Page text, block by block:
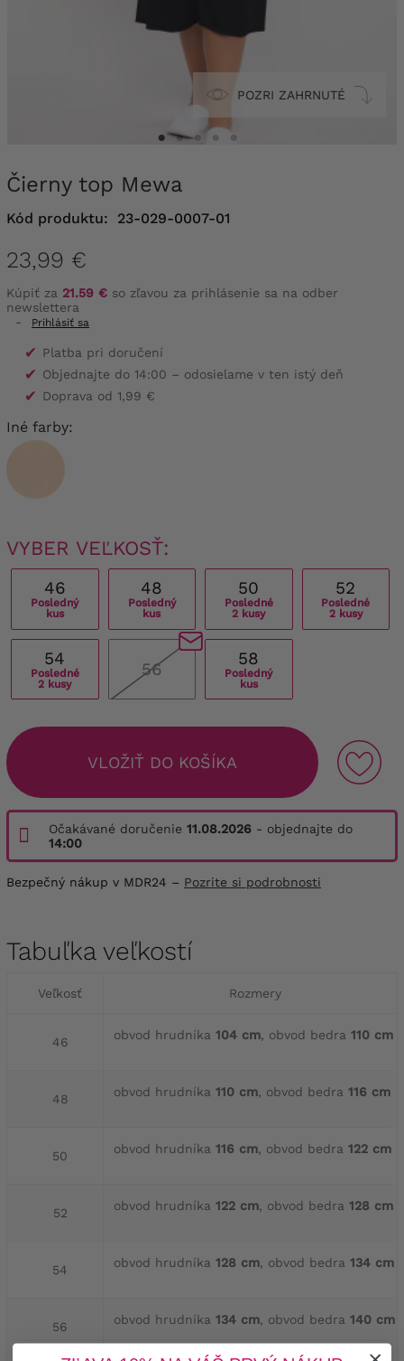
POZRI ZAHRNUTÉ
Čierny top Mewa
Kód produktu: 23-029-0007-01
23,99 €
Kúpiť za 21.59 € so zľavou za prihlásenie sa na odber
newslettera
-
Prihlásiť sa
✔ Platba pri doručení
✔ Objednajte do 14:00 – odosielame v ten istý deň
✔ Doprava od 1,99 €
Iné farby:
VYBER VEĽKOSŤ:
46
Posledný
kus
48
Posledný
kus
50
Posledné
2 kusy
52
Posledné
2 kusy
54
Posledné
2 kusy
56
58
Posledný
kus
VLOŽIŤ DO KOŠÍKA
Očakávané doručenie 11.08.2026 - objednajte do
14:00
Bezpečný nákup v MDR24 – Pozrite si podrobnosti
Tabuľka veľkostí
Veľkosť Rozmery
46 obvod hrudníka 104 cm, obvod bedra 110 cm
48 obvod hrudníka 110 cm, obvod bedra 116 cm
50 obvod hrudníka 116 cm, obvod bedra 122 cm
52 obvod hrudníka 122 cm, obvod bedra 128 cm
54 obvod hrudníka 128 cm, obvod bedra 134 cm
56 obvod hrudníka 134 cm, obvod bedra 140 cm